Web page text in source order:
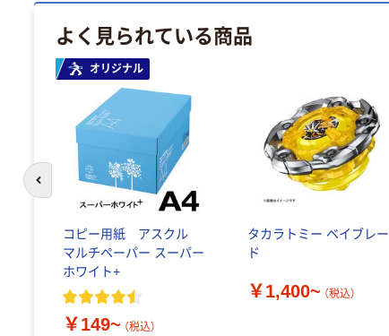
よく見られている商品
オリジナル
コピー用紙 アスクル
マルチペーパー スーパー
ホワイト+
￥149~ （税込）
タカラトミー ベイブレー
ド
￥1,400~ （税込）
前のスライドへ